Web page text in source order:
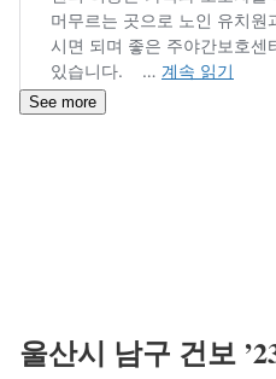
See more
울산시 남구 건보